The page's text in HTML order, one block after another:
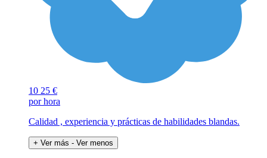
10 25 €
por hora
Calidad , experiencia y prácticas de habilidades blandas.
+ Ver más - Ver menos